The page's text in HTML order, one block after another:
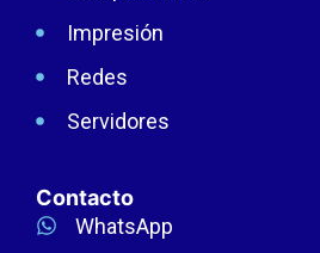
Impresión
Redes
Servidores
Contacto
WhatsApp